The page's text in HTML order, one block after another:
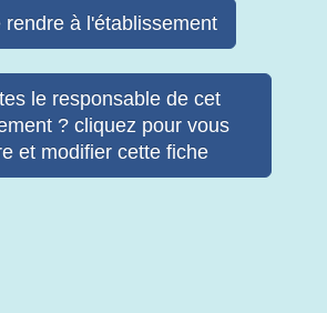
rendre à l'établissement
le responsable de cet
? cliquez pour vous
et modifier cette fiche